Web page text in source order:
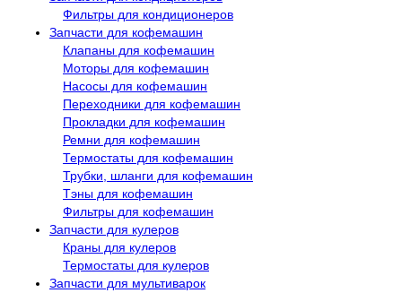
Фильтры для кондиционеров
Запчасти для кофемашин
Клапаны для кофемашин
Моторы для кофемашин
Насосы для кофемашин
Переходники для кофемашин
Прокладки для кофемашин
Ремни для кофемашин
Термостаты для кофемашин
Трубки, шланги для кофемашин
Тэны для кофемашин
Фильтры для кофемашин
Запчасти для кулеров
Краны для кулеров
Термостаты для кулеров
Запчасти для мультиварок